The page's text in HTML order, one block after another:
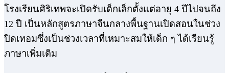
โรงเรียนศิริเทพจะเปิดรับเด็กเล็กตั้งแต่อายุ 4 ปีไปจนถึง
12 ปี เป็นหลักสูตรภาษาจีนกลางพื้นฐานเปิดสอนในช่วง
ปิดเทอมซึ่งเป็นช่วงเวลาที่เหมาะสมให้เด็ก ๆ ได้เรียนรู้
ภาษาเพิ่มเติม